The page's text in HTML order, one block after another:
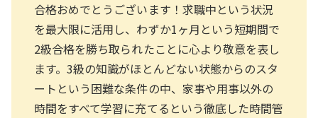
合格おめでとうございます！求職中という状況
を最大限に活用し、わずか1ヶ月という短期間で
2級合格を勝ち取られたことに心より敬意を表し
ます。3級の知識がほとんどない状態からのスタ
ートという困難な条件の中、家事や用事以外の
時間をすべて学習に充てるという徹底した時間管